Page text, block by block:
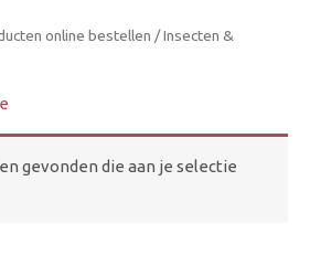
online bestellen / Insecten &
gevonden die aan je selectie